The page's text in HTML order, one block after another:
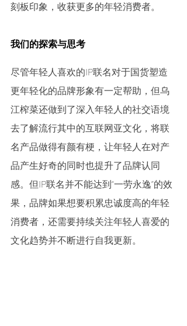
刻板印象，收获更多的年轻消费者。
我们的探索与思考
尽管年轻人喜欢的IP联名对于国货塑造
更年轻化的品牌形象有一定帮助，但乌
江榨菜还做到了深入年轻人的社交语境
去了解流行其中的互联网亚文化，将联
名产品做得有颜有梗，让年轻人在对产
品产生好奇的同时也提升了品牌认同
感。但IP联名并不能达到“一劳永逸”的效
果，品牌如果想要积累忠诚度高的年轻
消费者，还需要持续关注年轻人喜爱的
文化趋势并不断进行自我更新。